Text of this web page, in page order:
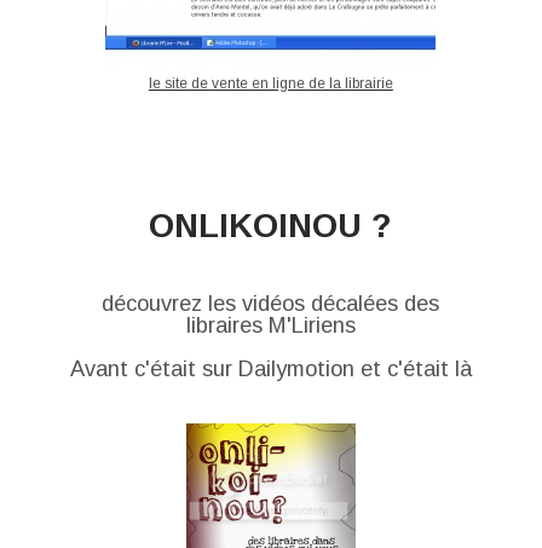
le site de vente en ligne de la librairie
ONLIKOINOU ?
découvrez les vidéos décalées des
libraires M'Liriens
Avant c'était sur Dailymotion et c'était là